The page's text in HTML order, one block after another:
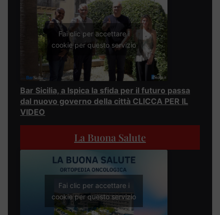
Fai clic per accettare i
cookie per questo servizio
Bar Sicilia, a Ispica la sfida per il futuro passa
dal nuovo governo della città CLICCA PER IL
VIDEO
La Buona Salute
Fai clic per accettare i
cookie per questo servizio